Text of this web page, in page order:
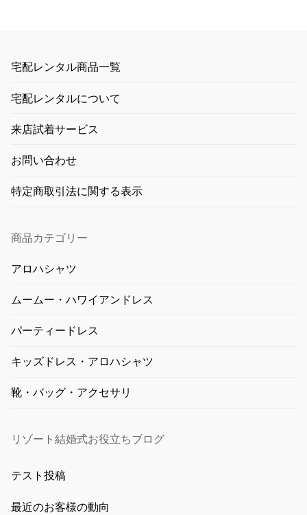
宅配レンタル商品一覧
宅配レンタルについて
来店試着サービス
お問い合わせ
特定商取引法に関する表示
商品カテゴリー
アロハシャツ
ムームー・ハワイアンドレス
パーティードレス
キッズドレス・アロハシャツ
靴・バッグ・アクセサリ
リゾート結婚式お役立ちブログ
テスト投稿
最近のお客様の動向